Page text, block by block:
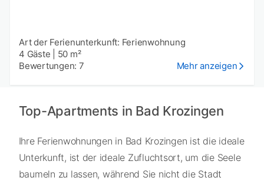
Art der Ferienunterkunft: Ferienwohnung
4 Gäste
50 m²
Bewertungen: 7
Mehr anzeigen
Top-Apartments in Bad Krozingen
Ihre Ferienwohnungen in Bad Krozingen ist die ideale
Unterkunft, ist der ideale Zufluchtsort, um die Seele
baumeln zu lassen, während Sie nicht die Stadt